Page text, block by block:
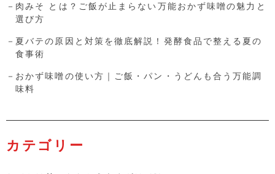
肉みそ とは？ご飯が止まらない万能おかず味噌の魅力と
選び方
夏バテの原因と対策を徹底解説！発酵食品で整える夏の
食事術
おかず味噌の使い方｜ご飯・パン・うどんも合う万能調
味料
カテゴリー